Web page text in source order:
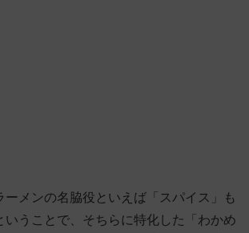
ーメンの名脇役といえば「スパイス」も
いうことで、そちらに特化した「わかめ